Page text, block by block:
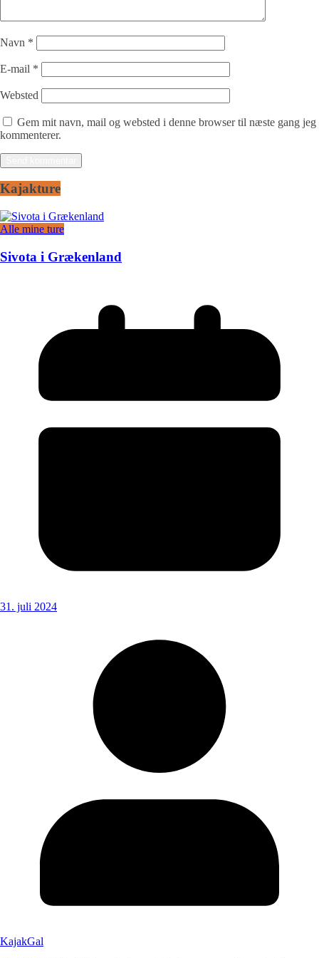
Navn *
E-mail *
Websted
Gem mit navn, mail og websted i denne browser til næste gang jeg
kommenterer.
Kajakture
Alle mine ture
Sivota i Grækenland
31. juli 2024
KajakGal